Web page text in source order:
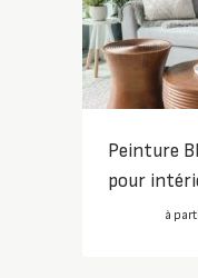
Peinture
pour
à